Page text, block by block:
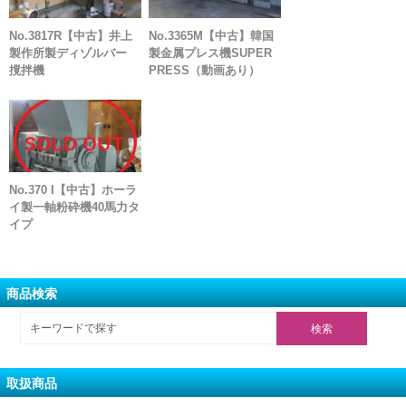
No.3817R【中古】井上
製作所製ディゾルバー
撹拌機
No.3365M【中古】韓国
製金属プレス機SUPER
PRESS（動画あり）
No.370 I【中古】ホーラ
イ製一軸粉砕機40馬力タ
イプ
商品検索
取扱商品